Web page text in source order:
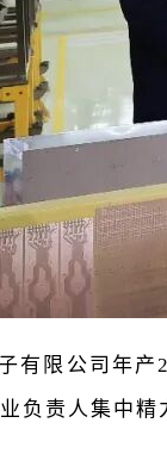
有限公司年
负责人集中